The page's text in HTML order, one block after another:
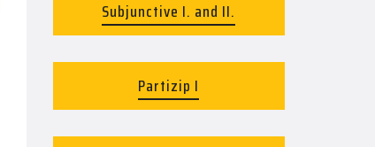
Subjunctive I. and II.
Partizip I